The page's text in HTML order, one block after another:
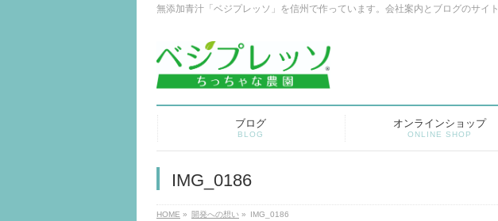
無添加青汁「ベジプレッソ」を信州で作っています。会社案内とブログのサイト
ブログ
BLOG
オンラインショップ
ONLINE SHOP
IMG_0186
HOME » 開発への想い » IMG_0186